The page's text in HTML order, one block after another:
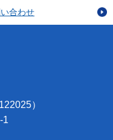
合わせ
）
1